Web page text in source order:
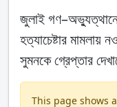
জুলাই গণ–অভ্যুত্থানে
হত্যাচেষ্টার
সুমনকে গ্রেপ্তার
This page shows